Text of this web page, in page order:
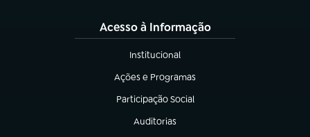
Acesso à Informação
Institucional
(abre em nova aba)
Ações e Programas
(abre em nova aba)
Participação Social
(abre em nova aba)
Auditorias
(abre em nova aba)